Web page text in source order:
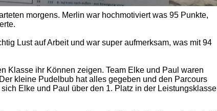
morgens. Merlin war hochmotiviert was 95 Punkte,
Lust auf Arbeit und war super aufmerksam, was mit 94
Klasse ihr Können zeigen. Team Elke und Paul waren
kleine Pudelbub hat alles gegeben und den Parcours
sich Elke und Paul über den 1. Platz in der